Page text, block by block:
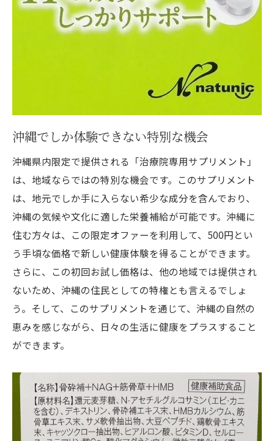
沖縄でしか体験できない特別な機会
沖縄県内限定で提供される「治療院専用サプリメント」
は、地域ならではの特別な機会です。このサプリメント
は、地元でしか手に入らない希少な成分を含んでおり、
沖縄の気候や文化に適した栄養補給が可能です。沖縄に
住む方々は、この限定オファーを利用して、500円とい
う手頃な価格で新しい健康体験を得ることができます。
さらに、この初回お試し価格は、他の地域では提供され
ないため、沖縄の住民としての特権とも言えるでしょ
う。そして、このサプリメントを通じて、沖縄の自然の
恵みを感じながら、日々の生活に健康をプラスすること
ができます。